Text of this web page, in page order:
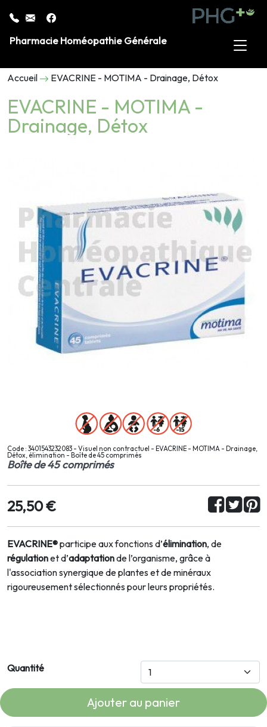
Pharmacie Homéopathie Générale
Accueil EVACRINE - MOTIMA - Drainage, Détox
EVACRINE - MOTIMA -
Drainage, Détox
Code : 3401543232083 - Visuel non contractuel - EVACRINE - MOTIMA - Drainage,
Détox, élimination - Boîte de 45 comprimés
Boîte de 45 comprimés
25,50 €
EVACRINE®participe aux fonctions d’élimination, de
régulationet d’adaptationde l’organisme, grâce à
l'association synergique de plantes et de minéraux
rigoureusement sélectionnés pour leurs propriétés.
Quantité
Ajouter au panier